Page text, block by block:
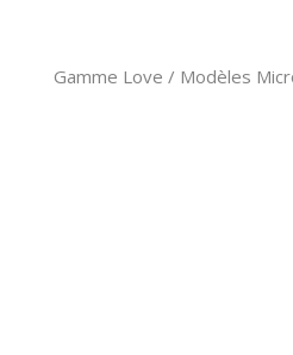
Gamme Love / Modèles